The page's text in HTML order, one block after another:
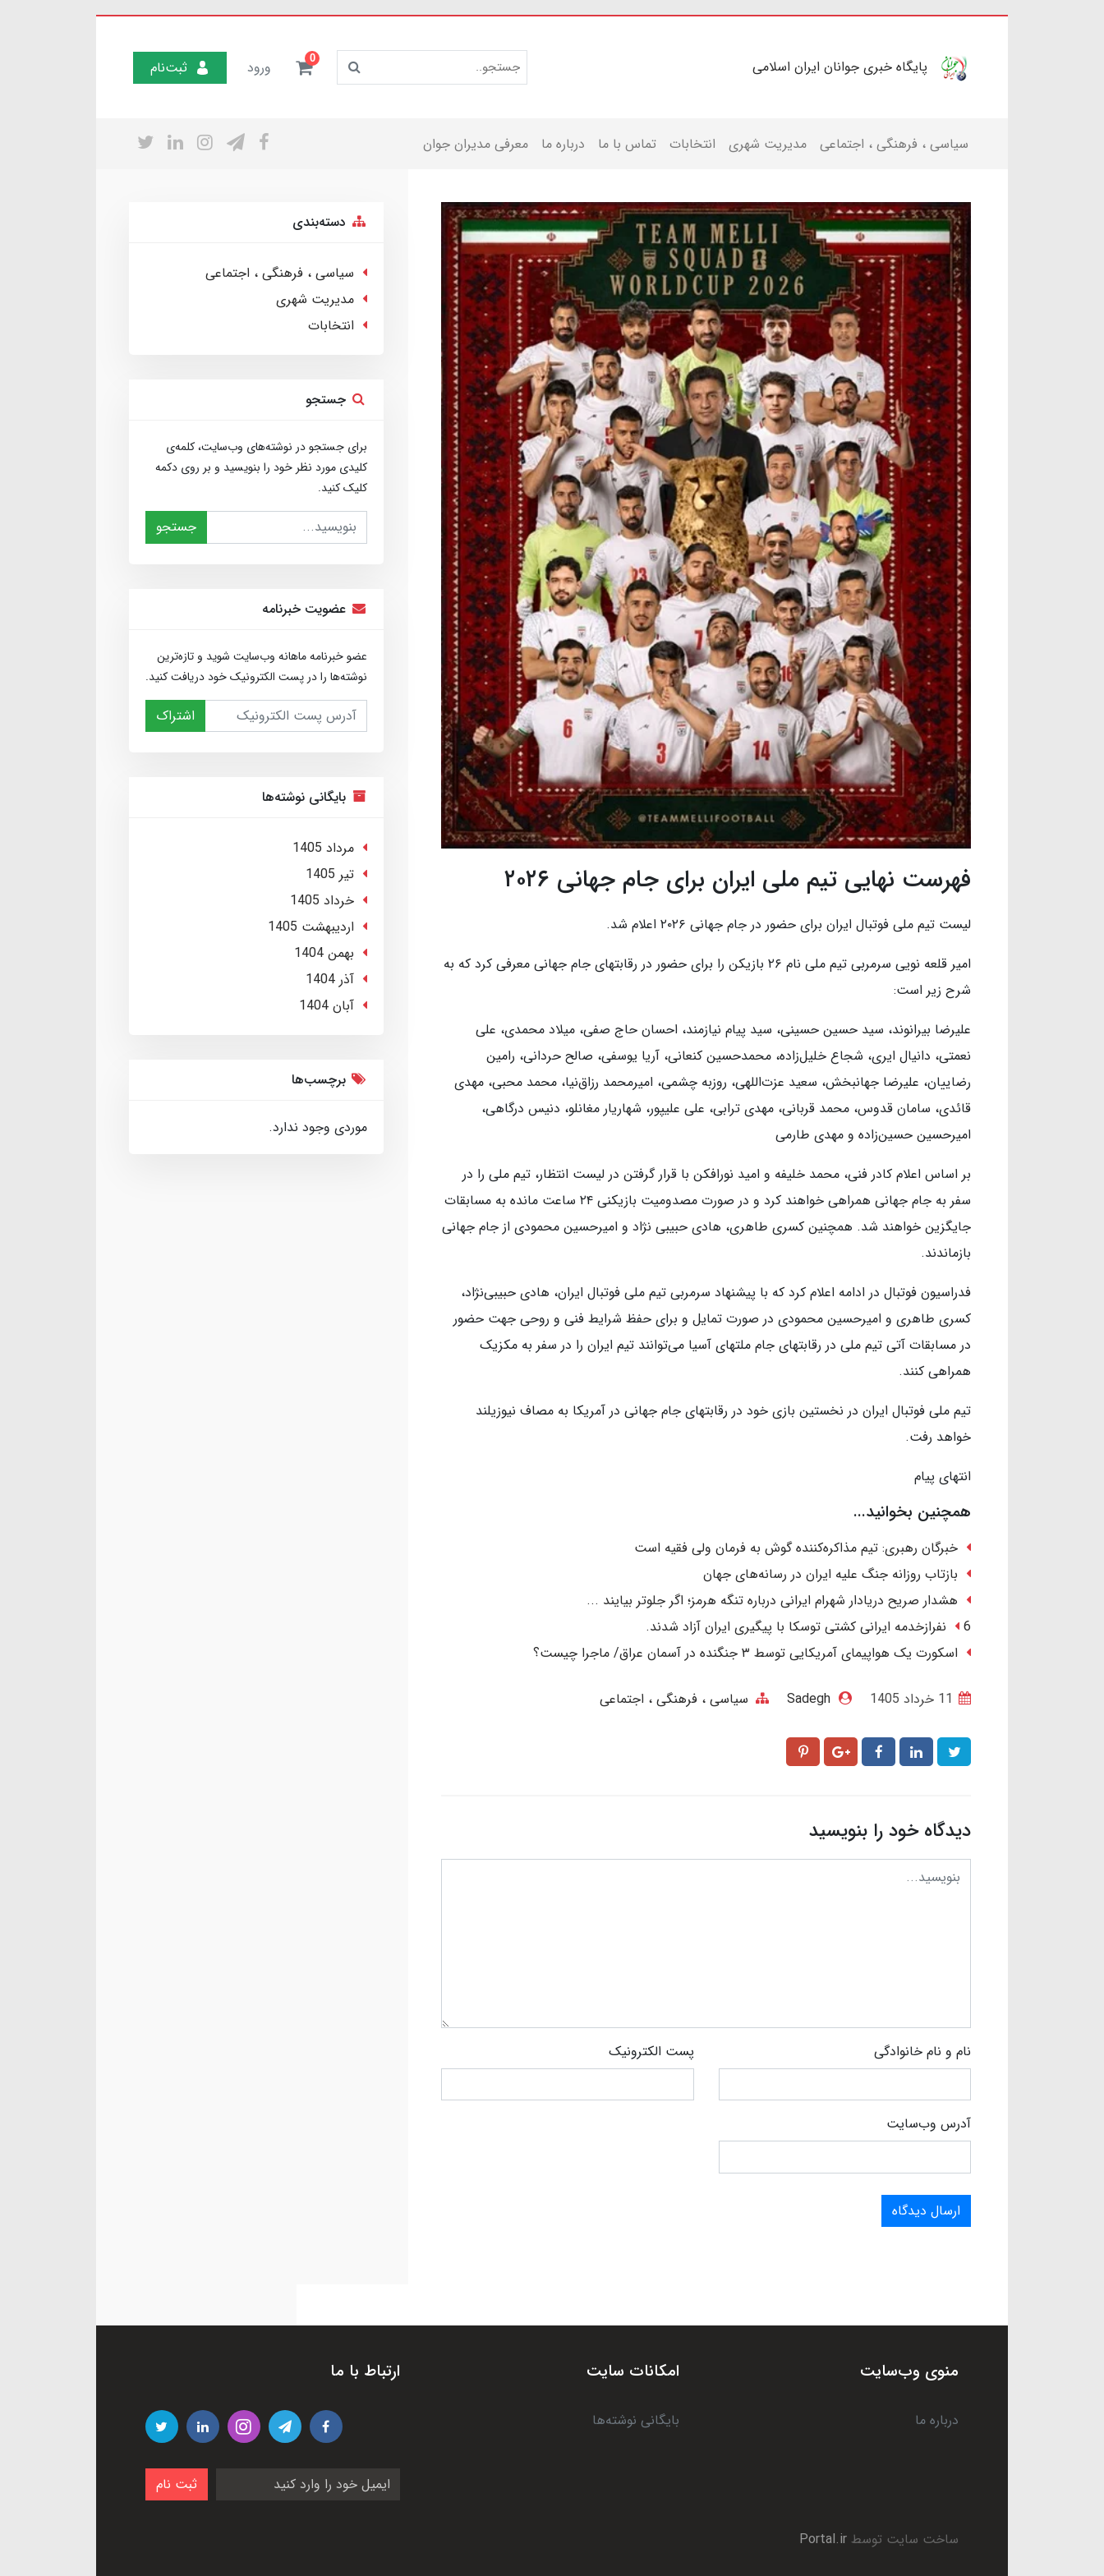
پایگاه خبری جوانان ایران اسلامی 0 ورود ثبت‌نام
سیاسی ، فرهنگی ، اجتماعی مدیریت شهری انتخابات تماس با ما درباره ما معرفی مدیران جوان
فهرست نهایی تیم ملی ایران برای جام جهانی ۲۰۲۶
لیست تیم ملی فوتبال ایران برای حضور در جام جهانی ۲۰۲۶ اعلام شد.
امیر قلعه نویی سرمربی تیم ملی نام ۲۶ بازیکن را برای حضور در رقابتهای جام جهانی معرفی کرد که به
شرح زیر است:
علیرضا بیرانوند، سید حسین حسینی، سید پیام نیازمند، احسان حاج صفی، میلاد محمدی، علی
نعمتی، دانیال ایری، شجاع خلیل‌زاده، محمدحسین کنعانی، آریا یوسفی، صالح حردانی، رامین
رضاییان، علیرضا جهانبخش، سعید عزت‌اللهی، روزبه چشمی، امیرمحمد رزاق‌نیا، محمد محبی، مهدی
قائدی، سامان قدوس، محمد قربانی، مهدی ترابی، علی علیپور، شهاریار مغانلو، دنیس درگاهی،
امیرحسین حسین‌زاده و مهدی طارمی
بر اساس اعلام کادر فنی، محمد خلیفه و امید نورافکن با قرار گرفتن در لیست انتظار، تیم ملی را در
سفر به جام جهانی همراهی خواهند کرد و در صورت مصدومیت بازیکنی ۲۴ ساعت مانده به مسابقات
جایگزین خواهند شد. همچنین کسری طاهری، هادی حبیبی نژاد و امیرحسین محمودی از جام جهانی
بازماندند.
فدراسیون فوتبال در ادامه اعلام کرد که با پیشنهاد سرمربی تیم ملی فوتبال ایران، هادی حبیبی‌نژاد،
کسری طاهری و امیرحسین محمودی در صورت تمایل و برای حفظ شرایط فنی و روحی جهت حضور
در مسابقات آتی تیم ملی در رقابتهای جام ملتهای آسیا می‌توانند تیم ایران را در سفر به مکزیک
همراهی کنند.
تیم ملی فوتبال ایران در نخستین بازی خود در رقابتهای جام جهانی در آمریکا به مصاف نیوزیلند
خواهد رفت.
انتهای پیام
همچنین بخوانید...
خبرگان رهبری: تیم مذاکره‌کننده گوش به فرمان ولی فقیه است
بازتاب روزانه جنگ علیه ایران در رسانه‌های جهان
هشدار صریح دریادار شهرام ایرانی درباره تنگه هرمز؛ اگر جلوتر بیایند ...
6 نفرازخدمه ایرانی کشتی توسکا با پیگیری ایران آزاد شدند.
اسکورت یک هواپیمای آمریکایی توسط ۳ جنگنده در آسمان عراق/ ماجرا چیست؟
Sadegh سیاسی ، فرهنگی ، اجتماعی
دیدگاه خود را بنویسید
نام و نام خانوادگی پست الکترونیک
آدرس وب‌سایت
ارسال دیدگاه
دسته‌بندی
سیاسی ، فرهنگی ، اجتماعی
مدیریت شهری
انتخابات
جستجو
برای جستجو در نوشته‌های وب‌سایت، کلمه‌ی
کلیدی مورد نظر خود را بنویسید و بر روی دکمه
کلیک کنید.
جستجو
عضویت خبرنامه
عضو خبرنامه ماهانه وب‌سایت شوید و تازه‌ترین
نوشته‌ها را در پست الکترونیک خود دریافت کنید.
اشتراک
بایگانی نوشته‌ها
مرداد 1405
تير 1405
خرداد 1405
ارديبهشت 1405
بهمن 1404
آذر 1404
آبان 1404
برچسب‌ها
موردی وجود ندارد.
منوی وب‌سایت
درباره ما
امکانات سایت
بایگانی نوشته‌ها
ارتباط با ما
ثبت نام
ساخت سایت توسط Portal.ir